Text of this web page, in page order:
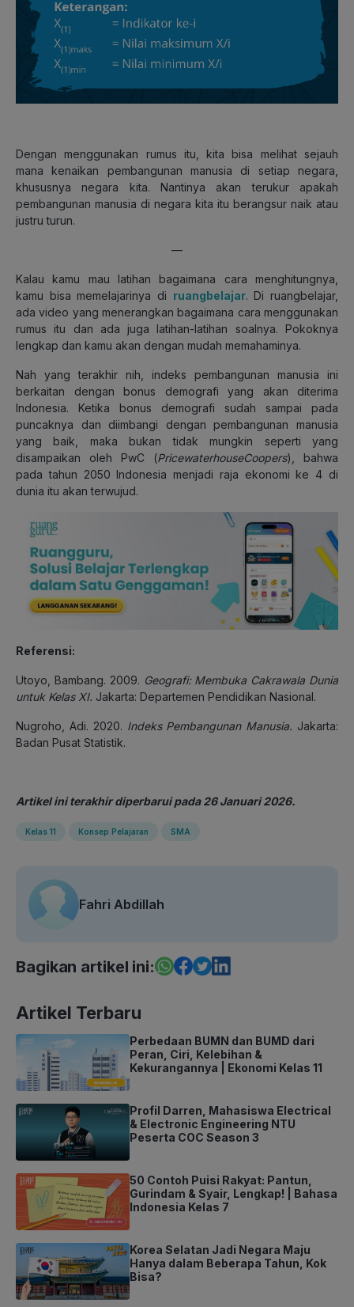
Dengan menggunakan rumus itu, kita bisa melihat sejauh
mana kenaikan pembangunan manusia di setiap negara,
khususnya negara kita. Nantinya akan terukur apakah
pembangunan manusia di negara kita itu berangsur naik atau
justru turun.
—
Kalau kamu mau latihan bagaimana cara menghitungnya,
kamu bisa memelajarinya di ruangbelajar. Di ruangbelajar,
ada video yang menerangkan bagaimana cara menggunakan
rumus itu dan ada juga latihan-latihan soalnya. Pokoknya
lengkap dan kamu akan dengan mudah memahaminya.
Nah yang terakhir nih, indeks pembangunan manusia ini
berkaitan dengan bonus demografi yang akan diterima
Indonesia. Ketika bonus demografi sudah sampai pada
puncaknya dan diimbangi dengan pembangunan manusia
yang baik, maka bukan tidak mungkin seperti yang
disampaikan oleh PwC (PricewaterhouseCoopers), bahwa
pada tahun 2050 Indonesia menjadi raja ekonomi ke 4 di
dunia itu akan terwujud.
Referensi:
Utoyo, Bambang. 2009. Geografi: Membuka Cakrawala Dunia
untuk Kelas XI. Jakarta: Departemen Pendidikan Nasional.
Nugroho, Adi. 2020. Indeks Pembangunan Manusia. Jakarta:
Badan Pusat Statistik.
Artikel ini terakhir diperbarui pada 26 Januari 2026.
Kelas 11 Konsep Pelajaran SMA
Fahri Abdillah
Bagikan artikel ini:
Artikel Terbaru
Perbedaan BUMN dan BUMD dari
Peran, Ciri, Kelebihan &
Kekurangannya | Ekonomi Kelas 11
Profil Darren, Mahasiswa Electrical
& Electronic Engineering NTU
Peserta COC Season 3
50 Contoh Puisi Rakyat: Pantun,
Gurindam & Syair, Lengkap! | Bahasa
Indonesia Kelas 7
Korea Selatan Jadi Negara Maju
Hanya dalam Beberapa Tahun, Kok
Bisa?